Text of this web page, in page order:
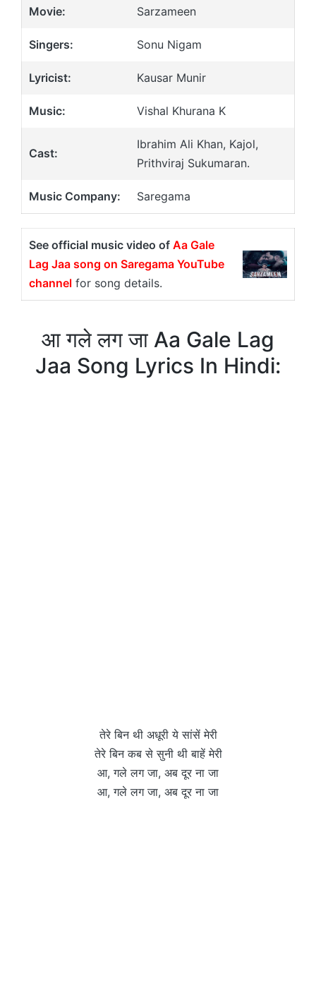
Movie: Sarzameen
Singers: Sonu Nigam
Lyricist: Kausar Munir
Music: Vishal Khurana K
Cast:
Ibrahim Ali Khan, Kajol,
Prithviraj Sukumaran.
Music Company: Saregama
See official music video of Aa Gale
Lag Jaa song on Saregama YouTube
channel for song details.
आ गले लग जा Aa Gale Lag
Jaa Song Lyrics In Hindi:
तेरे बिन थी अधूरी ये सांसें मेरी
तेरे बिन कब से सुनी थी बाहें मेरी
आ, गले लग जा, अब दूर ना जा
आ, गले लग जा, अब दूर ना जा